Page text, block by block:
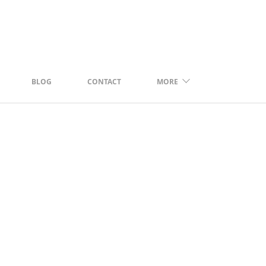
BLOG CONTACT MORE